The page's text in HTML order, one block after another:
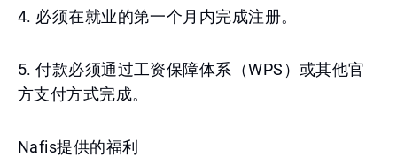
4. 必须在就业的第一个月内完成注册。
5. 付款必须通过工资保障体系（WPS）或其他官
方支付方式完成。
Nafis提供的福利